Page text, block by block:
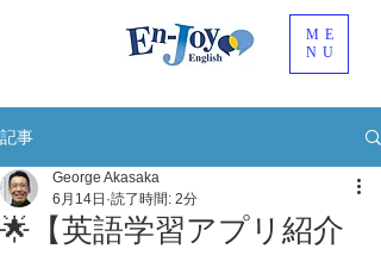
ME
NU
記事
🌟【英語学習アプリ紹介
George Akasaka
6月14日 読了時間: 2分